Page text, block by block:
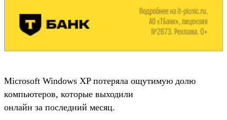
Microsoft Windows XP потеряла ощутимую долю
компьютеров, которые выходили
онлайн за последний месяц.